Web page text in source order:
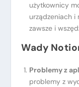
użytkownicy
urządzeniach
zawsze i
Wady
Problemy z
problemy z